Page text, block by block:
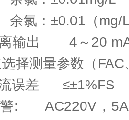
余氯：±0.01（mg/
离输出 4～20 mA
择测量参数（FAC
误差 ≤±1%FS
: AC220V，5A